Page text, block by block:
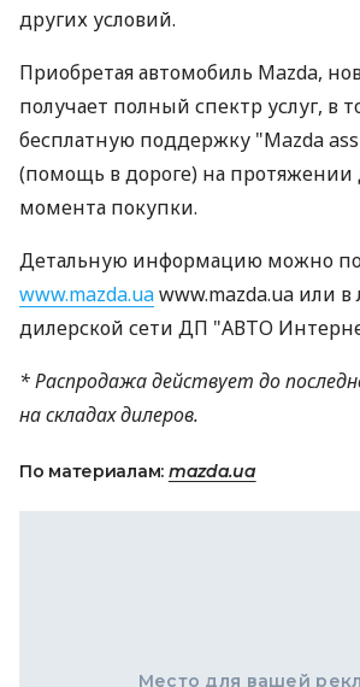
других условий.
Приобретая автомобиль Mazda,
получает полный спектр услуг, в
бесплатную поддержку "Mazda
(помощь в дороге) на протяжении
момента покупки.
Детальную информацию можно
www.mazda.uawww.mazda.ua или
дилерской сети ДП "АВТО
* Распродажа действует до
на складах дилеров.
По материалам: mazda.ua
Место для вашей